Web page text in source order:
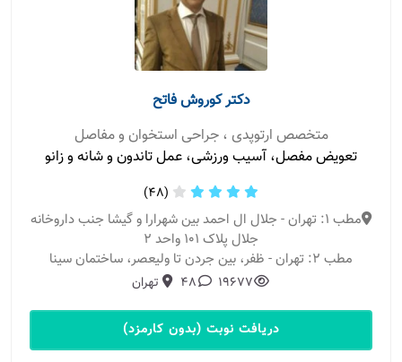
دکتر کوروش فاتح
متخصص ارتوپدی ، جراحی استخوان و مفاصل
تعویض مفصل، آسیب ورزشی، عمل تاندون و شانه و زانو
(48)
مطب 1: تهران - جلال ال احمد بین شهرارا و گیشا جنب داروخانه
جلال پلاک ۱۰۱ واحد ۲
مطب 2: تهران - ظفر، بین جردن تا ولیعصر، ساختمان سینا
19677
48 تهران
دریافت نوبت (بدون کارمزد)